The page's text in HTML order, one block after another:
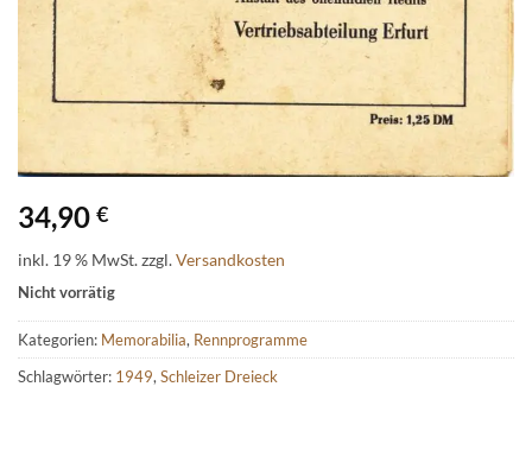
34,90 €
inkl. 19 % MwSt.zzgl.Versandkosten
Nicht vorrätig
Kategorien: Memorabilia, Rennprogramme
Schlagwörter: 1949,Schleizer Dreieck